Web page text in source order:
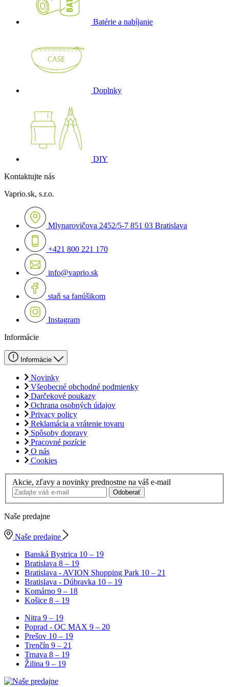
Batérie a nabíjanie
Doplnky
DIY
Kontaktujte nás
Vaprio.sk, s.r.o.
Mlynarovičova 2452/5-7 851 03 Bratislava
+421 800 221 170
info@vaprio.sk
staň sa fanúšikom
Instagram
Informácie
Informácie
Novinky
Všeobecné obchodné podmienky
Darčekové poukazy
Ochrana osobných údajov
Privacy policy
Reklamácia a vrátenie tovaru
Spôsoby dopravy
Pracovné pozície
O nás
Cookies
Akcie, zľavy a novinky prednostne na váš e-mail
Odoberať
Naše predajne
Naše predajne
Banská Bystrica 10 – 19
Bratislava 8 – 19
Bratislava - AVION Shopping Park 10 – 21
Bratislava - Dúbravka 10 – 19
Komárno 9 – 18
Košice 8 – 19
Nitra 9 – 19
Poprad - OC MAX 9 – 20
Prešov 10 – 19
Trenčín 9 – 21
Trnava 8 – 19
Žilina 9 – 19